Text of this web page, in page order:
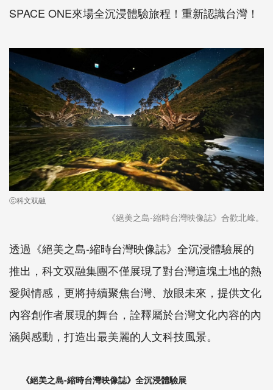
SPACE ONE來場全沉浸體驗旅程！重新認識台灣！
ⓒ科文双融
《絕美之島-縮時台灣映像誌》合歡北峰。
透過《絕美之島-縮時台灣映像誌》全沉浸體驗展的
推出，科文双融集團不僅展現了對台灣這塊土地的熱
愛與情感，更將持續聚焦台灣、放眼未來，提供文化
內容創作者展現的舞台，詮釋屬於台灣文化內容的內
涵與感動，打造出最美麗的人文科技風景。
《絕美之島-縮時台灣映像誌》全沉浸體驗展